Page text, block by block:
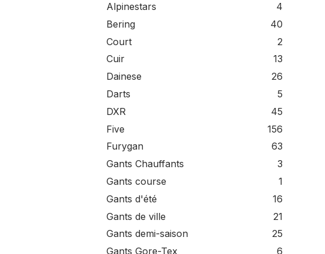
Alpinestars
4
Bering
40
Court
2
Cuir
13
Dainese
26
Darts
5
DXR
45
Five
156
Furygan
63
Gants Chauffants
3
Gants course
1
Gants d'été
16
Gants de ville
21
Gants demi-saison
25
Gants Gore-Tex
6